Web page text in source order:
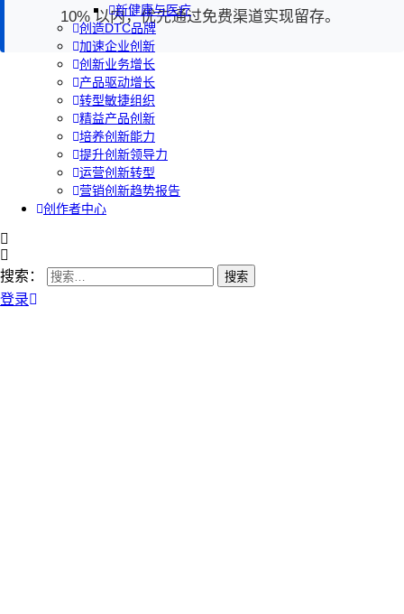
新健康与医疗
创造DTC品牌
加速企业创新
创新业务增长
产品驱动增长
转型敏捷组织
精益产品创新
培养创新能力
提升创新领导力
运营创新转型
营销创新趋势报告
创作者中心
搜索：
登录
10% 以内，优先通过免费渠道实现留存。